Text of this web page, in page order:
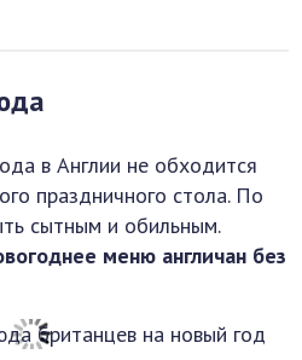
в Англии не обходится
праздничного стола. По
сытным и обильным.
меню англичан без